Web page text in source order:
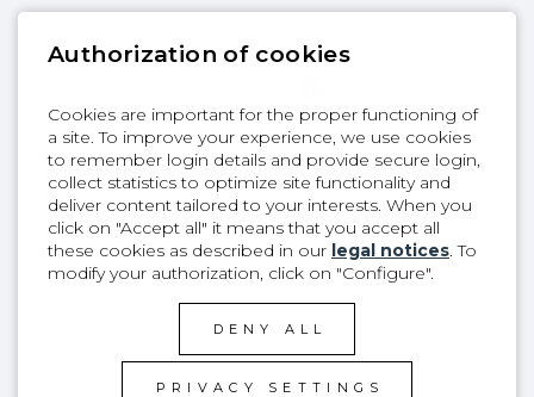
Authorization of cookies
Cookies are important for the proper functioning of
a site. To improve your experience, we use cookies
to remember login details and provide secure login,
collect statistics to optimize site functionality and
deliver content tailored to your interests. When you
click on "Accept all" it means that you accept all
these cookies as described in our legal notices. To
modify your authorization, click on "Configure".
DENY ALL
PRIVACY SETTINGS